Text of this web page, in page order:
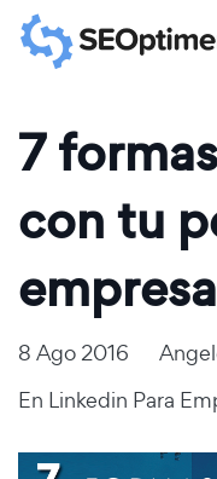
7
con tu
8 Ago 2016
En Linkedin Para